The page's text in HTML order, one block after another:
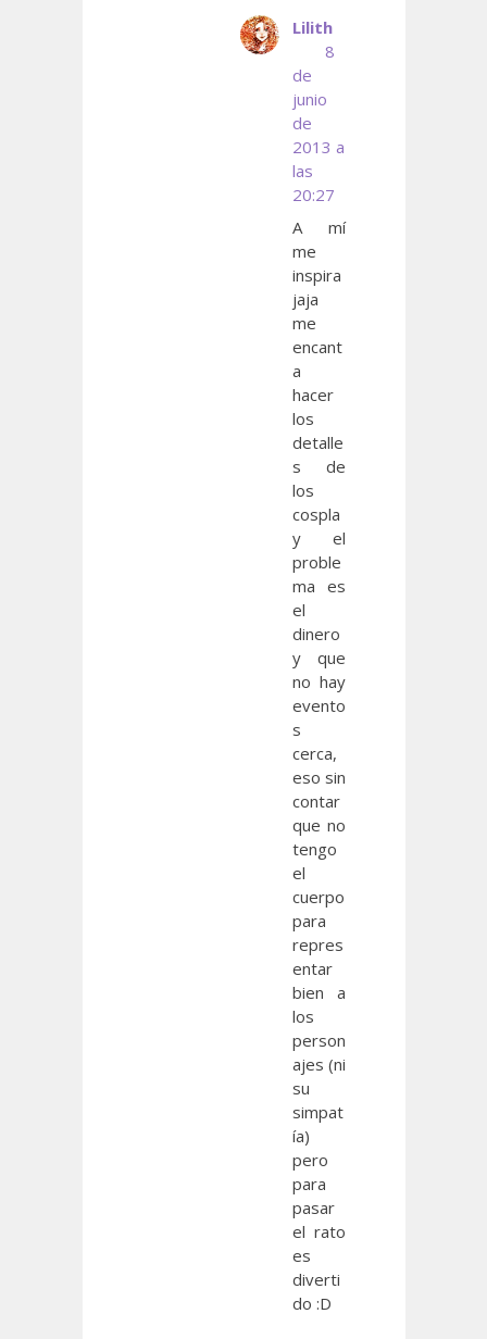
Lilith
8
de
junio
de
2013 a
las
20:27
A mí
me
inspira
jaja
me
encant
a
hacer
los
detalle
s de
los
cospla
y el
proble
ma es
el
dinero
y que
no hay
evento
s
cerca,
eso sin
contar
que no
tengo
el
cuerpo
para
repres
entar
bien a
los
person
ajes (ni
su
simpat
ía)
pero
para
pasar
el rato
es
diverti
do :D